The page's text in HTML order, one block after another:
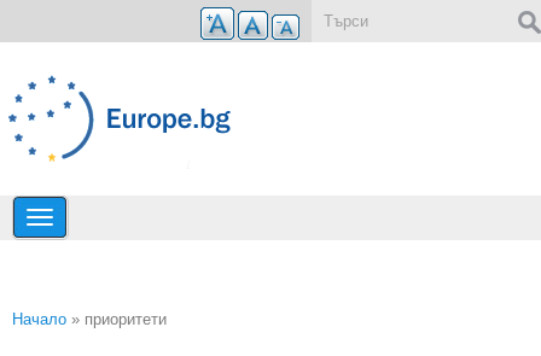
Премини към основното съдържание
Начало » приоритети